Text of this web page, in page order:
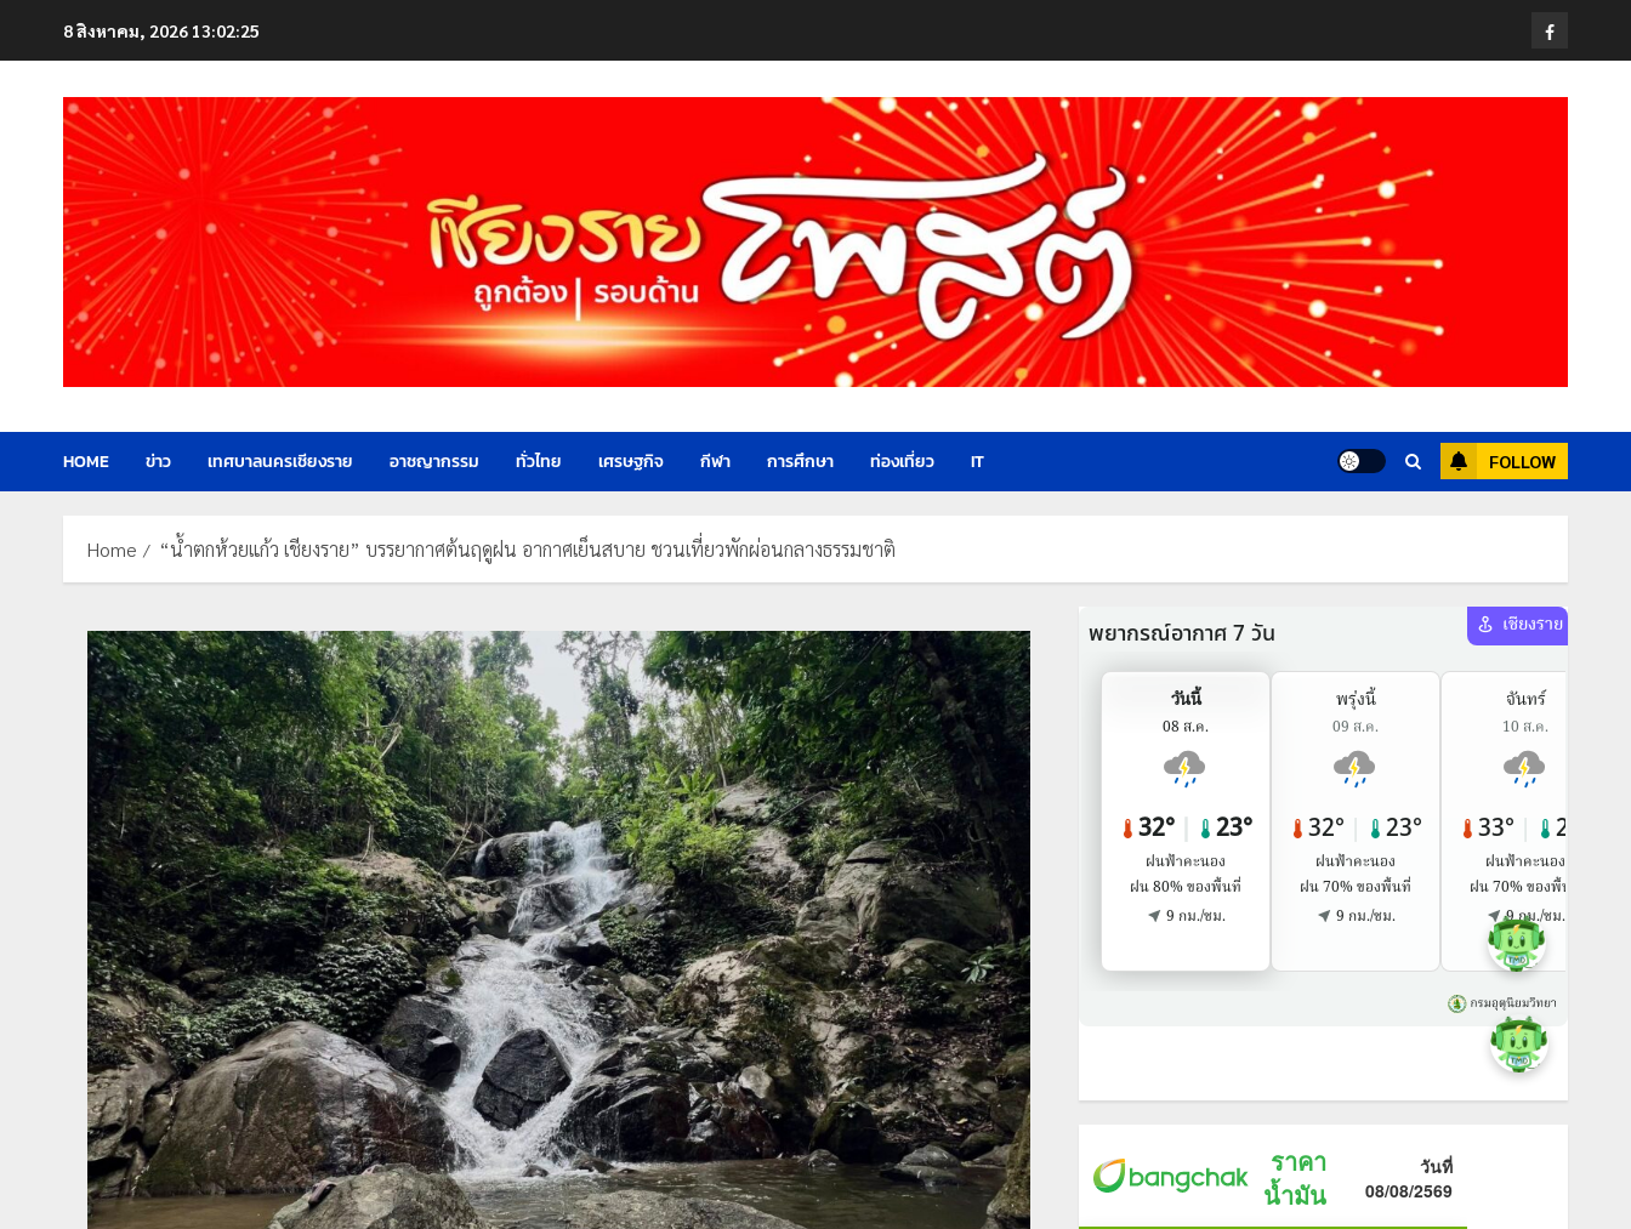
8 สิงหาคม, 2026 13:02:27 Facebook
HOME ข่าว เทศบาลนครเชียงราย อาชญากรรม ทั่วไทย เศรษฐกิจ กีฬา การศึกษา ท่องเที่ยว IT FOLLOW
Home “น้ำตกห้วยแก้ว เชียงราย” บรรยากาศต้นฤดูฝน อากาศเย็นสบาย ชวนเที่ยวพักผ่อนกลางธรรมชาติ